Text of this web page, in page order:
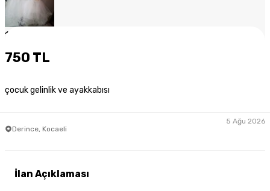
1
750 TL
çocuk gelinlik ve ayakkabısı
Derince, Kocaeli
5 Ağu 2026
İlan Açıklaması